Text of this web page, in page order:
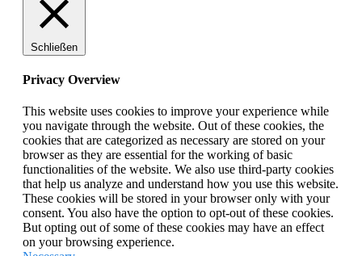
Schließen
Privacy Overview
This website uses cookies to improve your experience while
you navigate through the website. Out of these cookies, the
cookies that are categorized as necessary are stored on your
browser as they are essential for the working of basic
functionalities of the website. We also use third-party cookies
that help us analyze and understand how you use this website.
These cookies will be stored in your browser only with your
consent. You also have the option to opt-out of these cookies.
But opting out of some of these cookies may have an effect
on your browsing experience.